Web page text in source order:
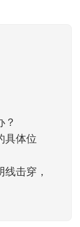
点，交易额
？
具体位
击穿，